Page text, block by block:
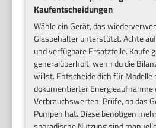
Kaufentscheidungen
Wähle ein Gerät, das
Glasbehälter unterstützt. Achte
und verfügbare Ersatzteile. Kaufe
generalüberholt, wenn du die
willst. Entscheide dich für Modelle
dokumentierter Energieaufnahme
Verbrauchswerten. Prüfe, ob das
Pumpen hat. Diese benötigen